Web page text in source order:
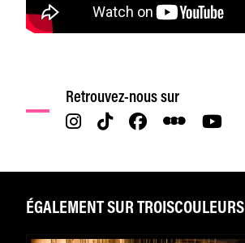
Retrouvez-nous sur
ÉGALEMENT SUR TROISCOULEURS